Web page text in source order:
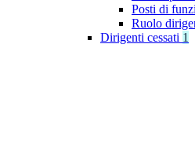
Posti di
Ruolo
Dirigenti cessati 1